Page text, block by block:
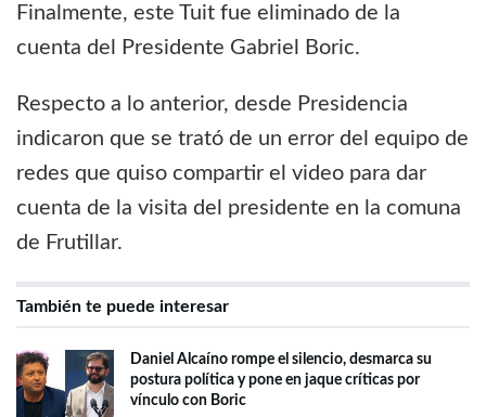
Finalmente, este Tuit fue eliminado de la
cuenta del Presidente Gabriel Boric.
Respecto a lo anterior, desde Presidencia
indicaron que se trató de un error del equipo de
redes que quiso compartir el video para dar
cuenta de la visita del presidente en la comuna
de Frutillar.
También te puede interesar
Daniel Alcaíno rompe el silencio, desmarca su
postura política y pone en jaque críticas por
vínculo con Boric